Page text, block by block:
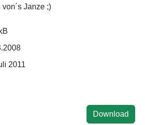
Janze ;)
2011
Download